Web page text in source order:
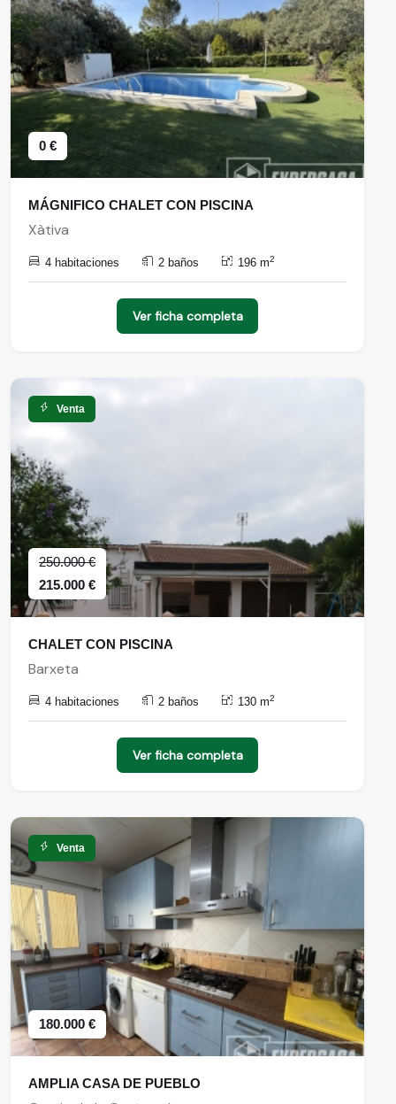
0 €
MÁGNIFICO CHALET CON PISCINA
Xàtiva
4 habitaciones 2 baños 196 m2
Ver ficha completa
Venta
250.000 €
215.000 €
CHALET CON PISCINA
Barxeta
4 habitaciones 2 baños 130 m2
Ver ficha completa
Venta
180.000 €
AMPLIA CASA DE PUEBLO